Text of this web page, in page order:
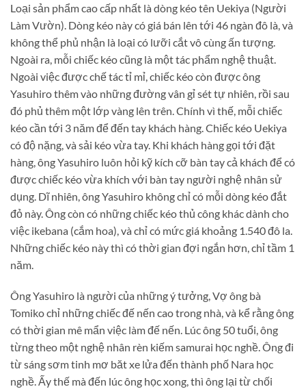
Loại sản phẩm cao cấp nhất là dòng kéo tên Uekiya (Người
Làm Vườn). Dòng kéo này có giá bán lên tới 46 ngàn đô là, và
không thể phủ nhận là loại có lưỡi cắt vô cùng ấn tượng.
Ngoài ra, mỗi chiếc kéo cũng là một tác phẩm nghệ thuật.
Ngoài việc được chế tác tỉ mỉ, chiếc kéo còn được ông
Yasuhiro thêm vào những đường vân gỉ sét tự nhiên, rồi sau
đó phủ thêm một lớp vàng lên trên. Chính vì thế, mỗi chiếc
kéo cần tới 3 năm để đến tay khách hàng. Chiếc kéo Uekiya
có độ nặng, và sải kéo vừa tay. Khi khách hàng gọi tới đặt
hàng, ông Yasuhiro luôn hỏi kỹ kích cỡ bàn tay cả khách để có
được chiếc kéo vừa khích với bàn tay người nghệ nhân sử
dụng. Dĩ nhiên, ông Yasuhiro không chỉ có mỗi dòng kéo đắt
đỏ này. Ông còn có những chiếc kéo thủ công khác dành cho
việc ikebana (cắm hoa), và chỉ có mức giá khoảng 1.540 đô la.
Những chiếc kéo này thì có thời gian đợi ngắn hơn, chỉ tầm 1
năm.
Ông Yasuhiro là người của những ý tưởng, Vợ ông bà
Tomiko chỉ những chiếc đế nến cao trong nhà, và kể rằng ông
có thời gian mê mẩn việc làm đế nến. Lúc ông 50 tuổi, ông
từng theo một nghệ nhân rèn kiếm samurai học nghề. Ông đi
từ sáng sơm tinh mơ băt xe lửa đến thành phố Nara học
nghề. Ấy thế mà đến lúc ông học xong, thì ông lại từ chối